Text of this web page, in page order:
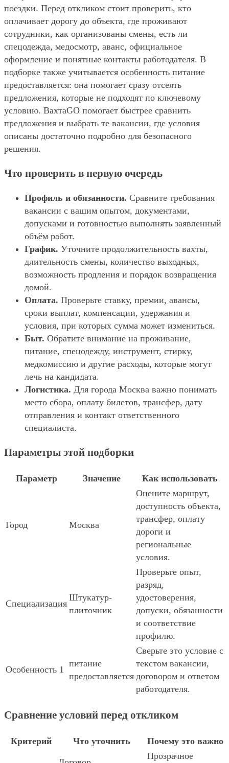
поездки. Перед откликом стоит проверить, кто
оплачивает дорогу до объекта, где проживают
сотрудники, как организованы смены, есть ли
спецодежда, медосмотр, аванс, официальное
оформление и понятные контакты работодателя. В
подборке также учитывается особенность питание
предоставляется: она помогает сразу отсеять
предложения, которые не подходят по ключевому
условию. ВахтаGO помогает быстрее сравнить
предложения и выбрать те вакансии, где условия
описаны достаточно подробно для безопасного
решения.
Что проверить в первую очередь
Профиль и обязанности. Сравните требования
вакансии с вашим опытом, документами,
допусками и готовностью выполнять заявленный
объём работ.
График. Уточните продолжительность вахты,
длительность смены, количество выходных,
возможность продления и порядок возвращения
домой.
Оплата. Проверьте ставку, премии, авансы,
сроки выплат, компенсации, удержания и
условия, при которых сумма может измениться.
Быт. Обратите внимание на проживание,
питание, спецодежду, инструмент, стирку,
медкомиссию и другие расходы, которые могут
лечь на кандидата.
Логистика. Для города Москва важно понимать
место сбора, оплату билетов, трансфер, дату
отправления и контакт ответственного
специалиста.
Параметры этой подборки
Параметр Значение Как использовать
Город Москва
Оцените маршрут,
доступность объекта,
трансфер, оплату
дороги и
региональные
условия.
Специализация
Штукатур-
плиточник
Проверьте опыт,
разряд,
удостоверения,
допуски, обязанности
и соответствие
профилю.
Особенность 1
питание
предоставляется
Сверьте это условие с
текстом вакансии,
договором и ответом
работодателя.
Сравнение условий перед откликом
Критерий Что уточнить Почему это важно
Прозрачное